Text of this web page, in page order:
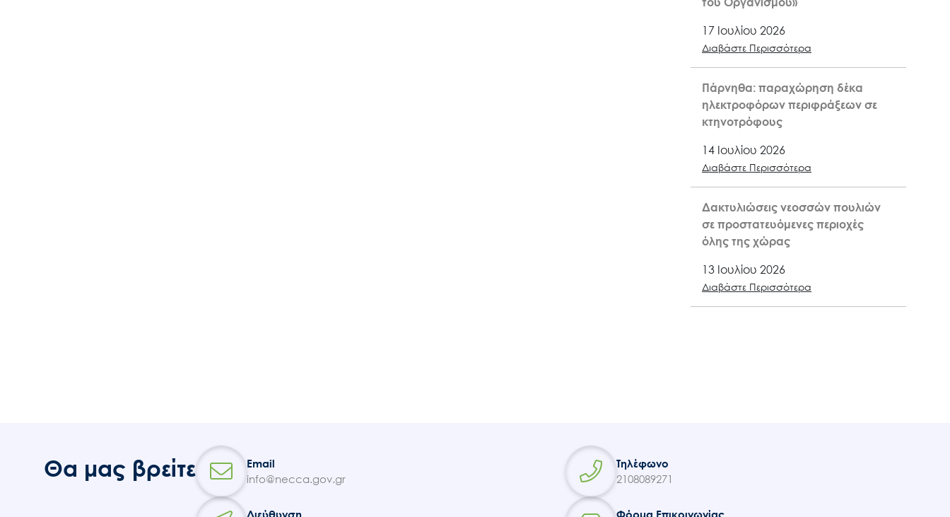
17 Ιουλίου 2026
Διαβάστε Περισσότερα
Πάρνηθα: παραχώρηση δέκα
ηλεκτροφόρων περιφράξεων σε
κτηνοτρόφους
14 Ιουλίου 2026
Διαβάστε Περισσότερα
Δακτυλιώσεις νεοσσών πουλιών
σε προστατευόμενες περιοχές
όλης της χώρας
13 Ιουλίου 2026
Διαβάστε Περισσότερα
Θα μας βρείτε
Email
info@necca.gov.gr
Τηλέφωνο
2108089271
Διεύθυνση Φόρμα Επικοινωνίας